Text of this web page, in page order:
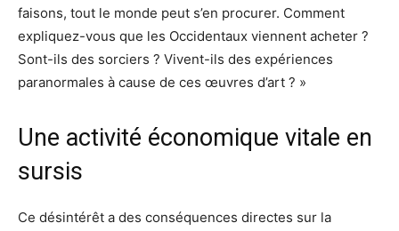
faisons, tout le monde peut s’en procurer. Comment
expliquez-vous que les Occidentaux viennent acheter ?
Sont-ils des sorciers ? Vivent-ils des expériences
paranormales à cause de ces œuvres d’art ? »
Une activité économique vitale en
sursis
Ce désintérêt a des conséquences directes sur la